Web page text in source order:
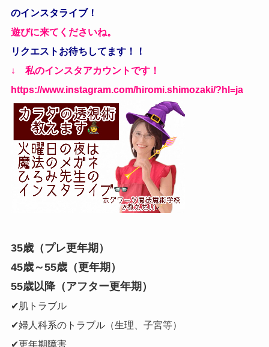
のインスタライブ！
遊びに来てくださいね。
リクエストお待ちしてます！！
↓ 私のインスタアカウントです！
https://www.instagram.com/hiromi.shimozaki/?hl=ja
35歳（プレ更年期）
45歳～55歳（更年期）
55歳以降（アフター更年期）
✔肌トラブル
✔婦人科系のトラブル（生理、子宮等）
✔更年期障害